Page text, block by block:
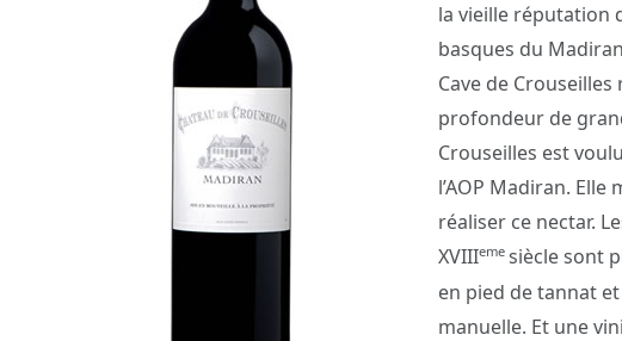
la vieille réputation
basques du
Cave de
profondeur de
Crouseilles est
l’AOP Madiran.
réaliser ce nectar.
XVIIIeme siècle sont
en pied de tannat
manuelle. Et une